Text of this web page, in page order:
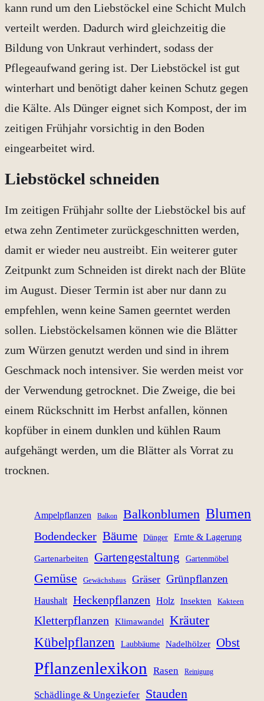
kann rund um den Liebstöckel eine Schicht Mulch
verteilt werden. Dadurch wird gleichzeitig die
Bildung von Unkraut verhindert, sodass der
Pflegeaufwand gering ist. Der Liebstöckel ist gut
winterhart und benötigt daher keinen Schutz gegen
die Kälte. Als Dünger eignet sich Kompost, der im
zeitigen Frühjahr vorsichtig in den Boden
eingearbeitet wird.
Liebstöckel schneiden
Im zeitigen Frühjahr sollte der Liebstöckel bis auf
etwa zehn Zentimeter zurückgeschnitten werden,
damit er wieder neu austreibt. Ein weiterer guter
Zeitpunkt zum Schneiden ist direkt nach der Blüte
im August. Dieser Termin ist aber nur dann zu
empfehlen, wenn keine Samen geerntet werden
sollen. Liebstöckelsamen können wie die Blätter
zum Würzen genutzt werden und sind in ihrem
Geschmack noch intensiver. Sie werden meist vor
der Verwendung getrocknet. Die Zweige, die bei
einem Rückschnitt im Herbst anfallen, können
kopfüber in einem dunklen und kühlen Raum
aufgehängt werden, um die Blätter als Vorrat zu
trocknen.
Ampelpflanzen Balkon Balkonblumen Blumen
Bodendecker Bäume Dünger Ernte & Lagerung
Gartenarbeiten Gartengestaltung Gartenmöbel
Gemüse Gewächshaus Gräser Grünpflanzen
Haushalt Heckenpflanzen Holz Insekten Kakteen
Kletterpflanzen Klimawandel Kräuter
Kübelpflanzen Laubbäume Nadelhölzer Obst
Pflanzenlexikon Rasen Reinigung
Schädlinge & Ungeziefer Stauden